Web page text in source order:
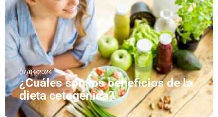
07/04/2024
¿Cuáles son los beneficios de la
dieta cetogénica?